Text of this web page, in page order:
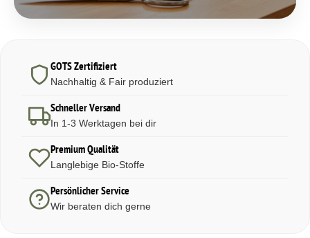
GOTS Zertifiziert
Nachhaltig & Fair produziert
Schneller Versand
In 1-3 Werktagen bei dir
Premium Qualität
Langlebige Bio-Stoffe
Persönlicher Service
Wir beraten dich gerne